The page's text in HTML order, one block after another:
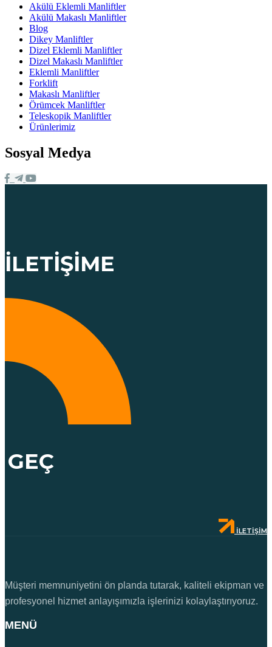
Akülü Eklemli Manliftler
Akülü Makaslı Manliftler
Blog
Dikey Manliftler
Dizel Eklemli Manliftler
Dizel Makaslı Manliftler
Eklemli Manliftler
Forklift
Makaslı Manliftler
Örümcek Manliftler
Teleskopik Manliftler
Ürünlerimiz
Sosyal Medya
İLETIŞIME
GEÇ
İLETIŞIM
Müşteri memnuniyetini ön planda tutarak, kaliteli ekipman ve
profesyonel hizmet anlayışımızla işlerinizi kolaylaştırıyoruz.
MENÜ